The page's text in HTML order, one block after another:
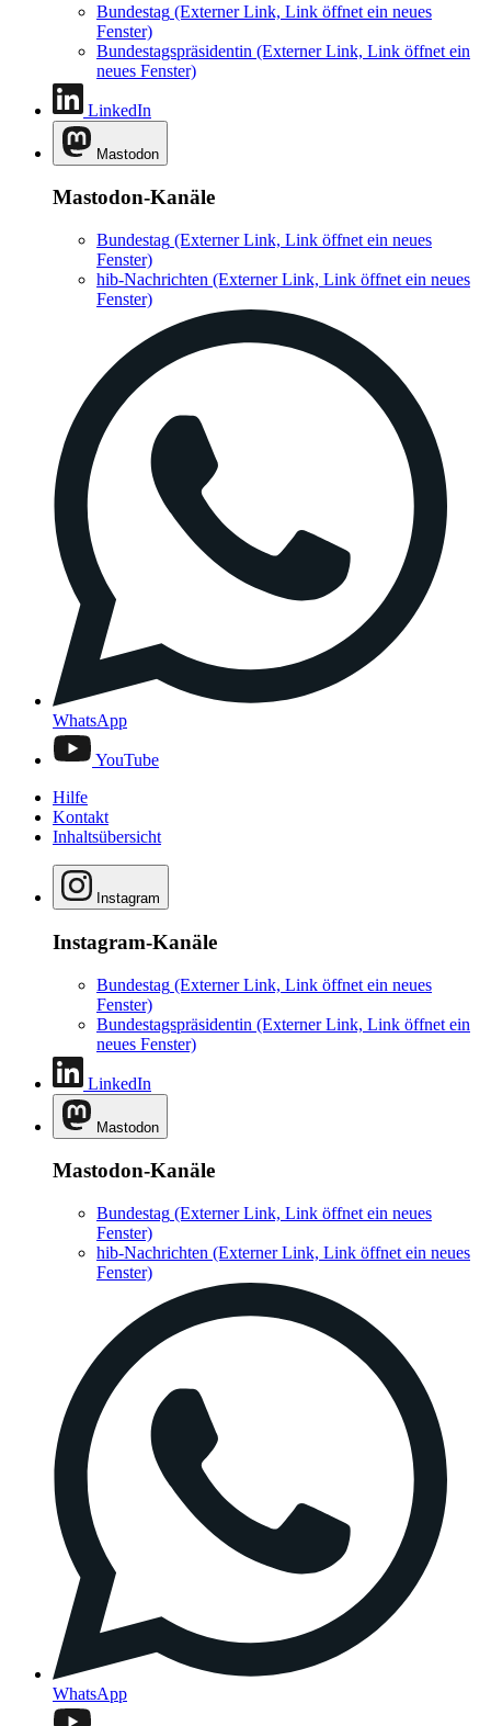
Bundestag (Externer Link, Link öffnet ein neues
Fenster)
Bundestagspräsidentin (Externer Link, Link öffnet ein
neues Fenster)
LinkedIn
Mastodon
Mastodon-Kanäle
Bundestag (Externer Link, Link öffnet ein neues
Fenster)
hib-Nachrichten (Externer Link, Link öffnet ein neues
Fenster)
WhatsApp
YouTube
Hilfe
Kontakt
Inhaltsübersicht
Instagram
Instagram-Kanäle
Bundestag (Externer Link, Link öffnet ein neues
Fenster)
Bundestagspräsidentin (Externer Link, Link öffnet ein
neues Fenster)
LinkedIn
Mastodon
Mastodon-Kanäle
Bundestag (Externer Link, Link öffnet ein neues
Fenster)
hib-Nachrichten (Externer Link, Link öffnet ein neues
Fenster)
WhatsApp